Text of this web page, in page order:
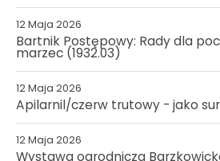
12 Maja 2026
Bartnik Postępowy: Rady dla
marzec (1932.03)
12 Maja 2026
Apilarnil/czerw trutowy - jako
12 Maja 2026
Wystawa ogrodnicza